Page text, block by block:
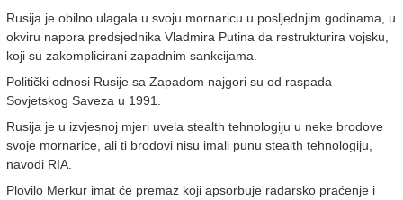
Rusija je obilno ulagala u svoju mornaricu u posljednjim godinama, u
okviru napora predsjednika Vladmira Putina da restrukturira vojsku,
koji su zakomplicirani zapadnim sankcijama.
Politički odnosi Rusije sa Zapadom najgori su od raspada
Sovjetskog Saveza u 1991.
Rusija je u izvjesnoj mjeri uvela stealth tehnologiju u neke brodove
svoje mornarice, ali ti brodovi nisu imali punu stealth tehnologiju,
navodi RIA.
Plovilo Merkur imat će premaz koji apsorbuje radarsko praćenje i